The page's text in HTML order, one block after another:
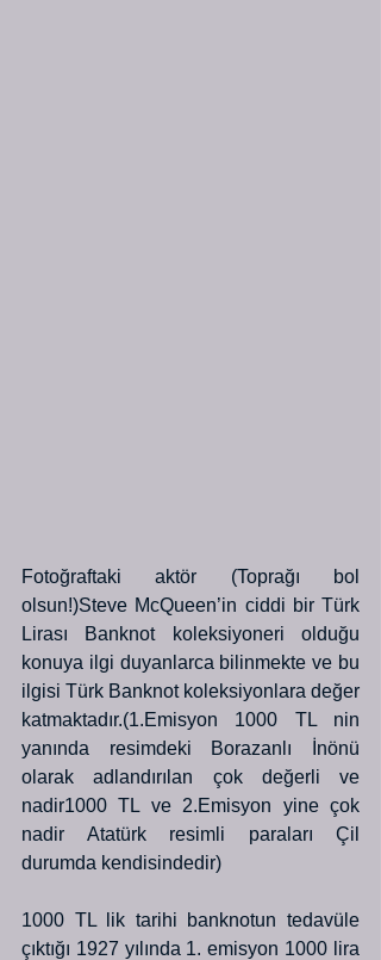
Fotoğraftaki aktör (Toprağı bol
olsun!)Steve McQueen’in ciddi bir Türk
Lirası Banknot koleksiyoneri olduğu
konuya ilgi duyanlarca bilinmekte ve bu
ilgisi Türk Banknot koleksiyonlara değer
katmaktadır.(1.Emisyon 1000 TL nin
yanında resimdeki Borazanlı İnönü
olarak adlandırılan çok değerli ve
nadir1000 TL ve 2.Emisyon yine çok
nadir Atatürk resimli paraları Çil
durumda kendisindedir)
1000 TL lik tarihi banknotun tedavüle
çıktığı 1927 yılında 1. emisyon 1000 lira